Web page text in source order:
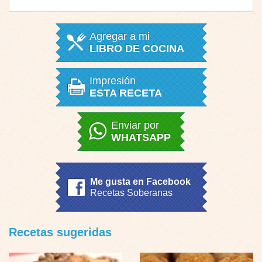
Agregar a mi
LIBRO DE COCINA
Impresión
ESTA RECETA
Enviar por
WHATSAPP
Me gusta en Facebook
Recetas Soberanas
Recetas sugeridas